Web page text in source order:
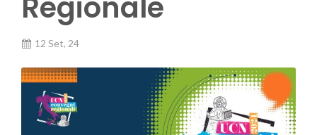
Regionale
12 Set, 24